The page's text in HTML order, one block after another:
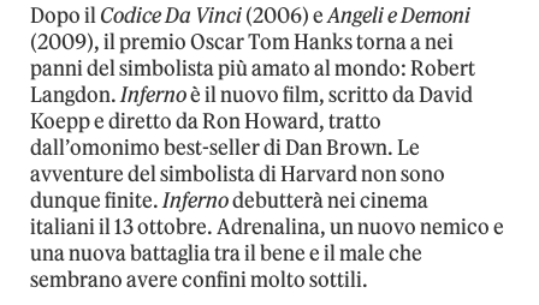
Dopo ilCodice Da Vinci(2006) eAngeli e Demoni
(2009), il premio Oscar Tom Hanks torna a nei
panni del simbolista più amato al mondo: Robert
Langdon.Infernoè il nuovo film, scritto da David
Koepp e diretto da Ron Howard, tratto
dall’omonimo best-seller di Dan Brown. Le
avventure del simbolista di Harvard non sono
dunque finite.Infernodebutterà nei cinema
italiani il 13 ottobre. Adrenalina, un nuovo nemico e
una nuova battaglia tra il bene e il male che
sembrano avere confini molto sottili.